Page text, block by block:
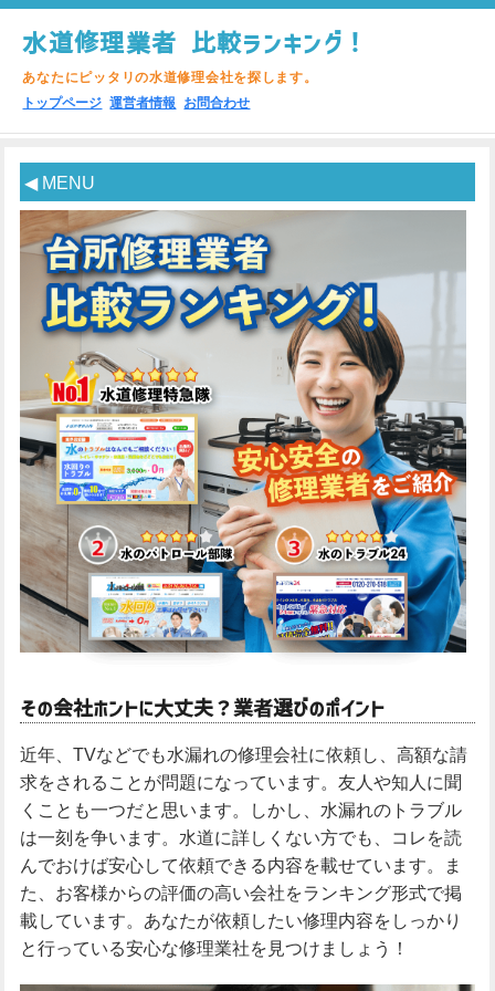
水道修理業者 比較ランキング！
あなたにピッタリの水道修理会社を探します。
トップページ 運営者情報 お問合わせ
◀ MENU
その会社ホントに大丈夫？業者選びのポイント
近年、TVなどでも水漏れの修理会社に依頼し、高額な請
求をされることが問題になっています。友人や知人に聞
くことも一つだと思います。しかし、水漏れのトラブル
は一刻を争います。水道に詳しくない方でも、コレを読
んでおけば安心して依頼できる内容を載せています。ま
た、お客様からの評価の高い会社をランキング形式で掲
載しています。あなたが依頼したい修理内容をしっかり
と行っている安心な修理業社を見つけましょう！